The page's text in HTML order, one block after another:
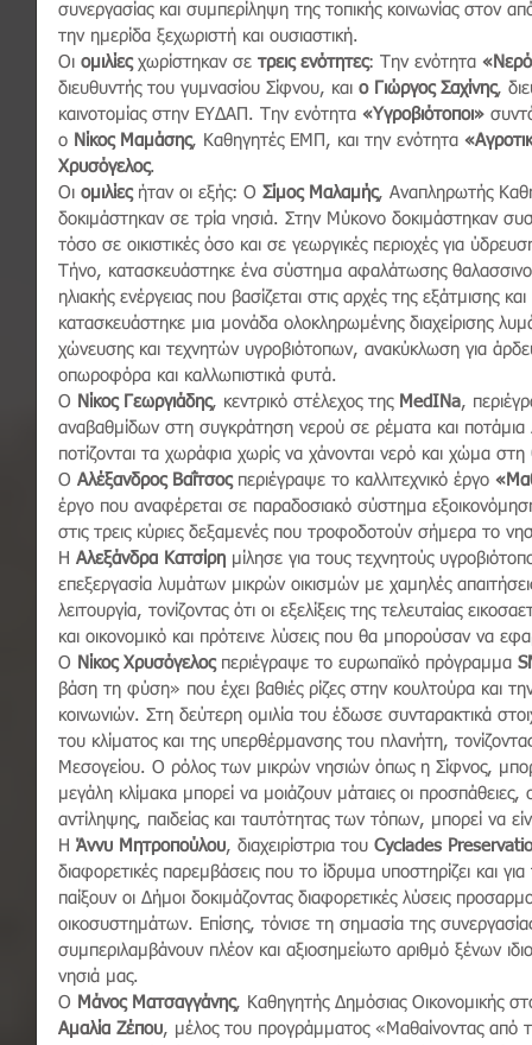
συνεργασίας και συμπερίληψη της τοπικής κοινωνίας στον
την ημερίδα ξεχωριστή και ουσιαστική.
Οι ομιλίες χωρίστηκαν σε τρεις ενότητες: Την ενότητα
διευθυντής του γυμνασίου Σίφνου, και ο Γιώργος Σαχίνης,
καινοτομίας στην ΕΥΔΑΠ. Την ενότητα «Υγροβιότοποι»
ο Νίκος Μαμάσης, Καθηγητές ΕΜΠ, και την ενότητα
Χρυσόγελος.
Οι ομιλίες ήταν οι εξής: Ο Σίμος Μαλαμής, Αναπληρωτής
δοκιμάστηκαν σε τρία νησιά. Στην Μύκονο δοκιμάστηκαν
τόσο σε οικιστικές όσο και σε γεωργικές περιοχές για
Τήνο, κατασκευάστηκε ένα σύστημα αφαλάτωσης
ηλιακής ενέργειας που βασίζεται στις αρχές της εξάτμισης
κατασκευάστηκε μια μονάδα ολοκληρωμένης διαχείρισης
χώνευσης και τεχνητών υγροβιότοπων, ανακύκλωση για
οπωροφόρα και καλλωπιστικά φυτά.
Ο Νίκος Γεωργιάδης, κεντρικό στέλεχος της MedINa,
αναβαθμίδων στη συγκράτηση νερού σε ρέματα και
ποτίζονται τα χωράφια χωρίς να χάνονται νερό και χώμα
Ο Αλέξανδρος Βαΐτσος περιέγραψε το καλλιτεχνικό έργο
έργο που αναφέρεται σε παραδοσιακό σύστημα
στις τρεις κύριες δεξαμενές που τροφοδοτούν σήμερα το
Η Αλεξάνδρα Κατσίρη μίλησε για τους τεχνητούς
επεξεργασία λυμάτων μικρών οικισμών με χαμηλές
λειτουργία, τονίζοντας ότι οι εξελίξεις της τελευταίας
και οικονομικό και πρότεινε λύσεις που θα μπορούσαν να
Ο Νίκος Χρυσόγελος περιέγραψε το ευρωπαϊκό πρόγραμμα
βάση τη φύση» που έχει βαθιές ρίζες στην κουλτούρα και
κοινωνιών. Στη δεύτερη ομιλία του έδωσε συνταρακτικά
του κλίματος και της υπερθέρμανσης του πλανήτη,
Μεσογείου. Ο ρόλος των μικρών νησιών όπως η Σίφνος,
μεγάλη κλίμακα μπορεί να μοιάζουν μάταιες οι
αντίληψης, παιδείας και ταυτότητας των τόπων, μπορεί να
Η Άννυ Μητροπούλου, διαχειρίστρια του Cyclades
διαφορετικές παρεμβάσεις που το ίδρυμα υποστηρίζει και
παίξουν οι Δήμοι δοκιμάζοντας διαφορετικές λύσεις
οικοσυστημάτων. Επίσης, τόνισε τη σημασία της
συμπεριλαμβάνουν πλέον και αξιοσημείωτο αριθμό ξένων
νησιά μας.
Ο Μάνος Ματσαγγάνης, Καθηγητής Δημόσιας Οικονομικής
Αμαλία Ζέπου, μέλος του προγράμματος «Μαθαίνοντας